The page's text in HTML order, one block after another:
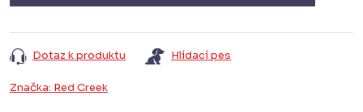
Dotaz k produktu Hlídací pes
Značka: Red Creek